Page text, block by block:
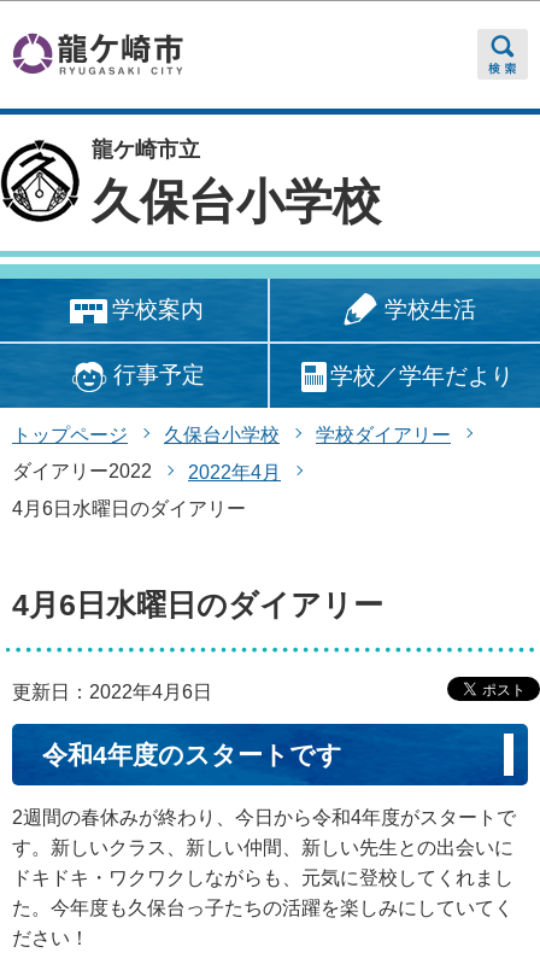
龍ケ崎市立
久保台小学校
学校案内 学校生活
行事予定 学校／学年だより
トップページ 久保台小学校
学校ダイアリー
ダイアリー2022
2022年4月
4月6日水曜日のダイアリー
4月6日水曜日のダイアリー
更新日：2022年4月6日
令和4年度のスタートです
2週間の春休みが終わり、今日から令和4年度がスタートで
す。新しいクラス、新しい仲間、新しい先生との出会いに
ドキドキ・ワクワクしながらも、元気に登校してくれまし
た。今年度も久保台っ子たちの活躍を楽しみにしていてく
ださい！